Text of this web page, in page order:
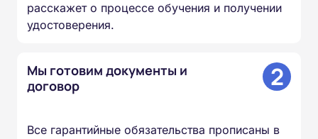
расскажет о процессе обучения и получении
удостоверения.
Мы готовим документы и
договор
2
Все гарантийные обязательства прописаны в